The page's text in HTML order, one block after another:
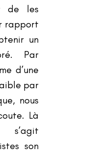
de les
rapport
un
Par
d’une
par
nous
Là
s’agit
son